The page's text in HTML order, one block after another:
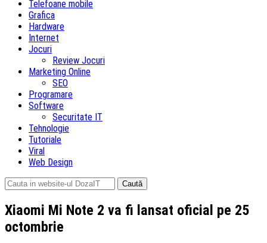
Telefoane mobile
Grafica
Hardware
Internet
Jocuri
Review Jocuri
Marketing Online
SEO
Programare
Software
Securitate IT
Tehnologie
Tutoriale
Viral
Web Design
Caută
după:
Xiaomi Mi Note 2 va fi lansat oficial pe 25
octombrie